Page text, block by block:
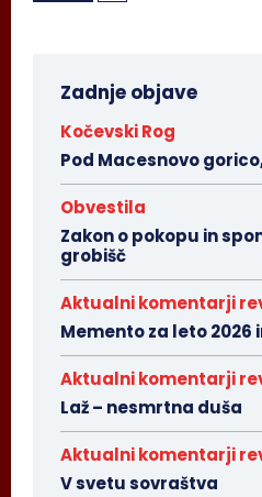
Zadnje objave
Kočevski Rog
Pod Macesnovo
Obvestila
Zakon o pokopu in
grobišč
Aktualni komentarji
Memento za leto 2026
Aktualni komentarji
Laž – nesmrtna duša
Aktualni komentarji
V svetu sovraštva